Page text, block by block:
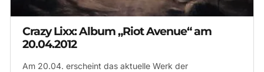
Crazy Lixx: Album „Riot Avenue“ am
20.04.2012
Am 20.04. erscheint das aktuelle Werk der